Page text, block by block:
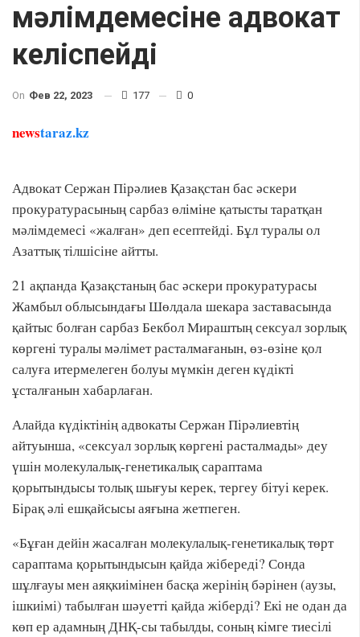
мәлімдемесіне адвокат
келіспейді
On Фев 22, 2023 177 0
newstaraz.kz
Адвокат Сержан Пірәлиев Қазақстан бас әскери
прокуратурасының сарбаз өліміне қатысты таратқан
мәлімдемесі «жалған» деп есептейді. Бұл туралы ол
Азаттық тілшісіне айтты.
21 ақпанда Қазақстаның бас әскери прокуратурасы
Жамбыл облысындағы Шөлдала шекара заставасында
қайтыс болған сарбаз Бекбол Мираштың сексуал зорлық
көргені туралы мәлімет расталмағанын, өз-өзіне қол
салуға итермелеген болуы мүмкін деген күдікті
ұсталғанын хабарлаған.
Алайда күдіктінің адвокаты Сержан Пірәлиевтің
айтуынша, «сексуал зорлық көргені расталмады» деу
үшін молекулалық-генетикалық сараптама
қорытындысы толық шығуы керек, тергеу бітуі керек.
Бірақ әлі ешқайсысы аяғына жетпеген.
«Бұған дейін жасалған молекулалық-генетикалық төрт
сараптама қорытындысын қайда жібереді? Сонда
шұлғауы мен аяқкиімінен басқа жерінің бәрінен (аузы,
ішкиімі) табылған шәуетті қайда жіберді? Екі не одан да
көп ер адамның ДНҚ-сы табылды, соның кімге тиесілі